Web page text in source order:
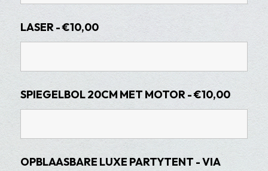
LASER - €10,00
SPIEGELBOL 20CM MET MOTOR - €10,00
OPBLAASBARE LUXE PARTYTENT - VIA